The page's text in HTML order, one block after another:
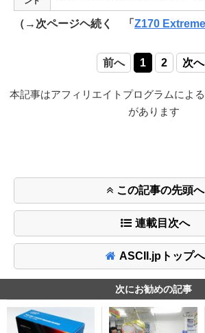
（→次ページヘ続く 「 Z170
前へ 1 2 次へ
本記事はアフィリエイトプログラムによ
があります
この記事の先頭へ
連載目次へ
ASCII.jpトップへ
次にお勧めの記事